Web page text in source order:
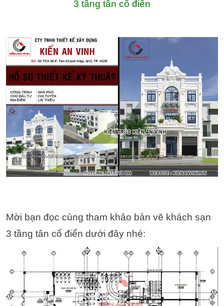
3 tầng tân cổ điển
Mời bạn đọc cùng tham khảo bản vẽ khách sạn
3 tầng tân cổ điển dưới đây nhé: